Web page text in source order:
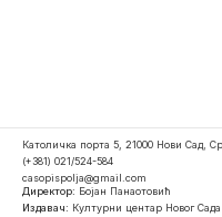
Католичка порта 5, 21000 Нови Сад,
(+381) 021/524-584
casopispolja@gmail.com
Директор: Бојан Панаотовић
Издавач: Културни центар Новог Сада